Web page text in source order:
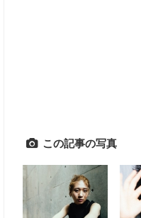
この記事の写真